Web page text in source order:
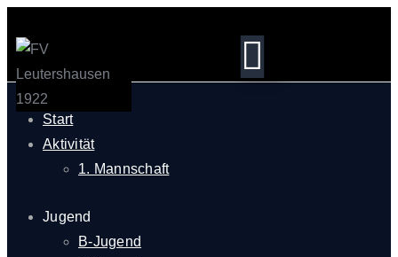
Start
Aktivität
1. Mannschaft
Jugend
B-Jugend